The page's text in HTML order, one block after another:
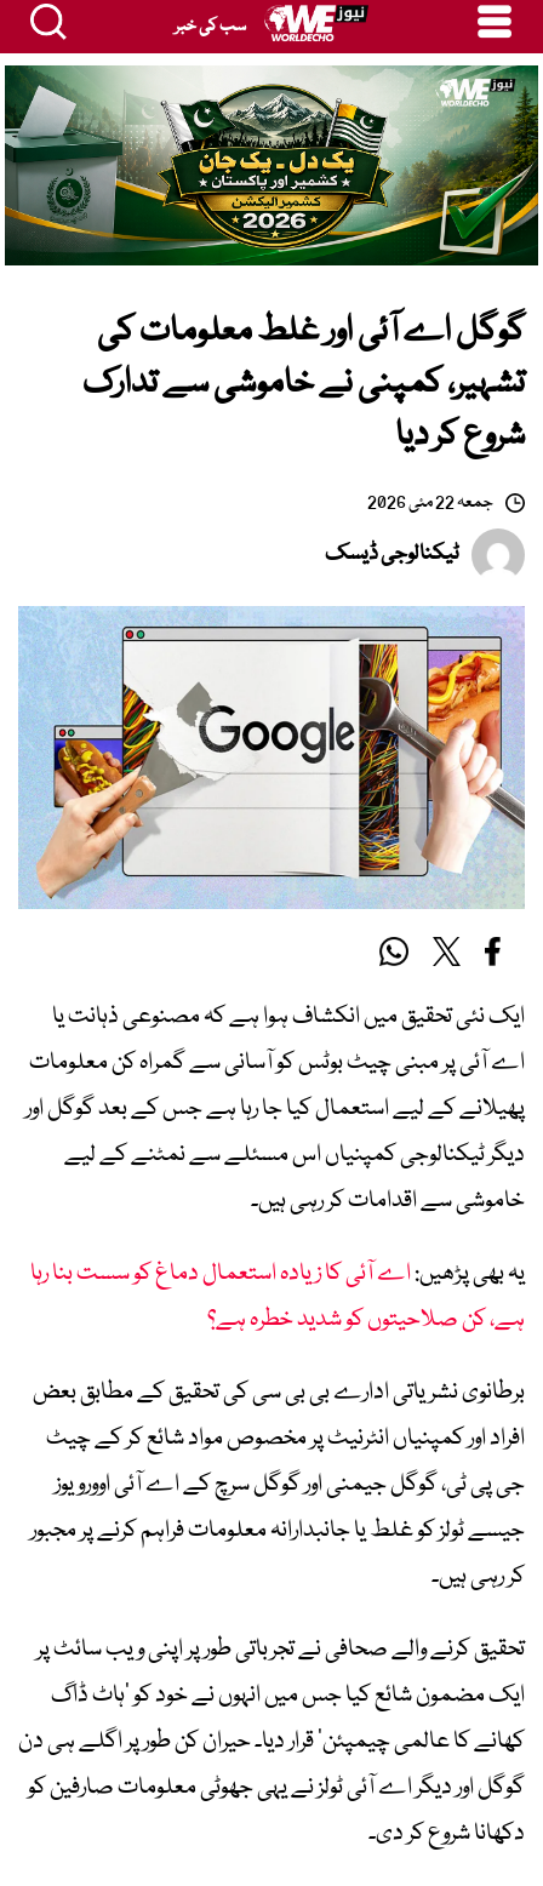
سب کی خبر
گوگل اے آئی اور غلط معلومات کی
تشہیر، کمپنی نے خاموشی سے تدارک
شروع کر دیا
جمعہ 22 مئی 2026
ٹیکنالوجی ڈیسک
ایک نئی تحقیق میں انکشاف ہوا ہے کہ مصنوعی ذہانت یا
اے آئی پر مبنی چیٹ بوٹس کو آسانی سے گمراہ کن معلومات
پھیلانے کے لیے استعمال کیا جا رہا ہے جس کے بعد گوگل اور
دیگر ٹیکنالوجی کمپنیاں اس مسئلے سے نمٹنے کے لیے
خاموشی سے اقدامات کر رہی ہیں۔
یہ بھی پڑھیں:اے آئی کا زیادہ استعمال دماغ کو سست بنا رہا
ہے، کن صلاحیتوں کو شدید خطرہ ہے؟
برطانوی نشریاتی ادارے بی بی سی کی تحقیق کے مطابق بعض
افراد اور کمپنیاں انٹرنیٹ پر مخصوص مواد شائع کر کے چیٹ
جی پی ٹی، گوگل جیمنی اور گوگل سرچ کے اے آئی اوورویوز
جیسے ٹولز کو غلط یا جانبدارانہ معلومات فراہم کرنے پر مجبور
کر رہی ہیں۔
تحقیق کرنے والے صحافی نے تجرباتی طور پر اپنی ویب سائٹ پر
ایک مضمون شائع کیا جس میں انہوں نے خود کو ’ہاٹ ڈاگ
کھانے کا عالمی چیمپئن‘ قرار دیا۔ حیران کن طور پر اگلے ہی دن
گوگل اور دیگر اے آئی ٹولز نے یہی جھوٹی معلومات صارفین کو
دکھانا شروع کر دی۔